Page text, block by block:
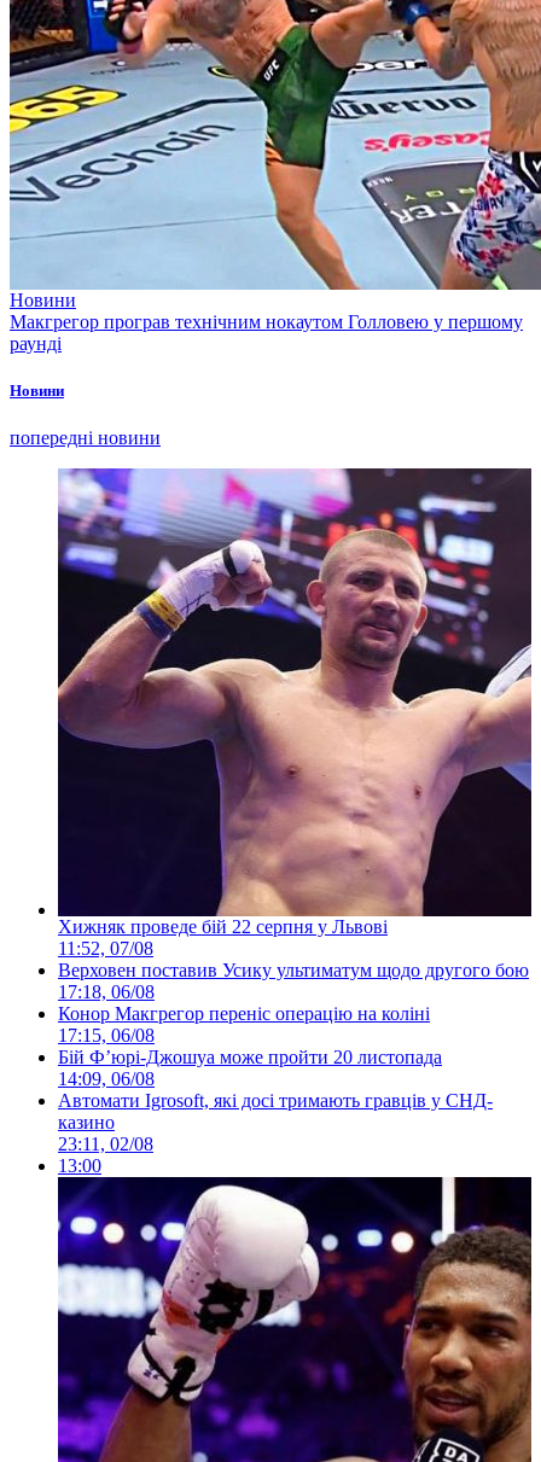
Новини
Макгрегор програв технічним нокаутом Голловею у першому
раунді
Новини
попередні новини
Хижняк проведе бій 22 серпня у Львові
11:52, 07/08
Верховен поставив Усику ультиматум щодо другого бою
17:18, 06/08
Конор Макгрегор переніс операцію на коліні
17:15, 06/08
Бій Ф’юрі-Джошуа може пройти 20 листопада
14:09, 06/08
Автомати Igrosoft, які досі тримають гравців у СНД-
казино
23:11, 02/08
13:00